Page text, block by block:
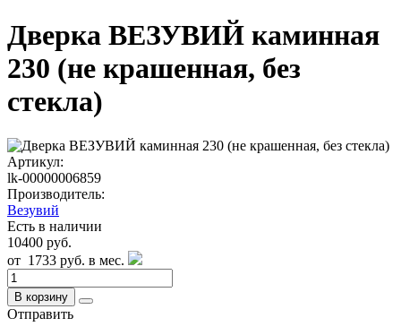
Дверка ВЕЗУВИЙ каминная
230 (не крашенная, без
стекла)
Артикул:
lk-00000006859
Производитель:
Везувий
Есть в наличии
10400 руб.
от 1733 руб. в мес.
В корзину
Отправить